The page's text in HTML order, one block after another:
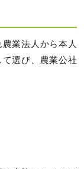
業法人から本人
選び、農業公社